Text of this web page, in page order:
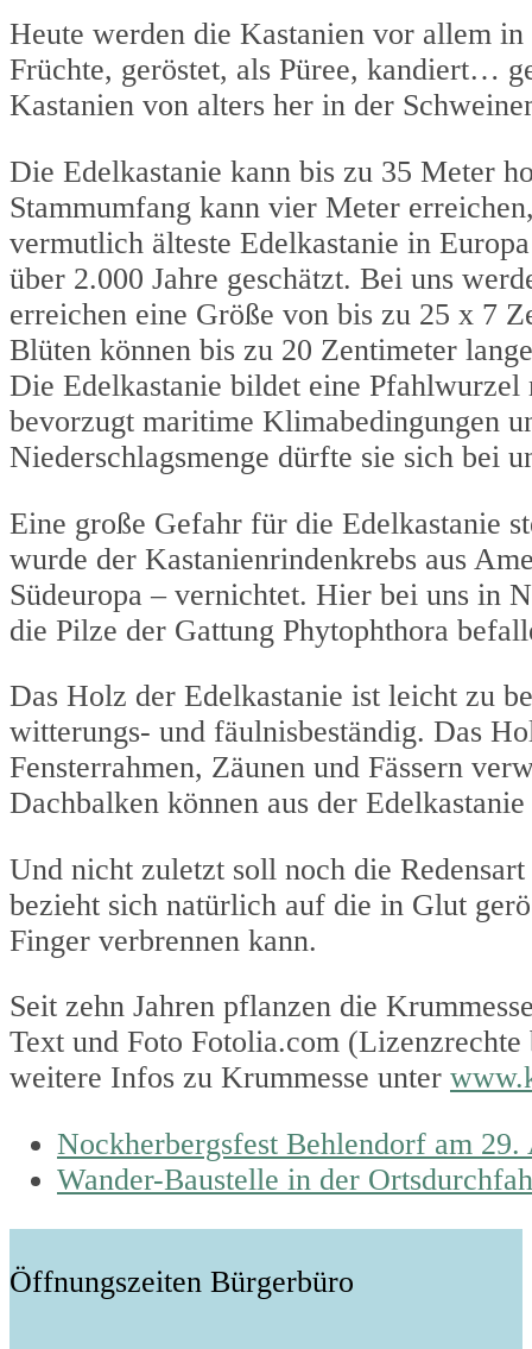
Heute werden die Kastanien vor allem
Früchte, geröstet, als Püree, kandiert…
Kastanien von alters her in der
Die Edelkastanie kann bis zu 35 Meter
Stammumfang kann vier Meter
vermutlich älteste Edelkastanie in
über 2.000 Jahre geschätzt. Bei uns
erreichen eine Größe von bis zu 25 x 7
Blüten können bis zu 20 Zentimeter
Die Edelkastanie bildet eine
bevorzugt maritime Klimabedingungen
Niederschlagsmenge dürfte sie sich bei
Eine große Gefahr für die Edelkastanie
wurde der Kastanienrindenkrebs aus
Südeuropa – vernichtet. Hier bei uns in
die Pilze der Gattung Phytophthora
Das Holz der Edelkastanie ist leicht zu
witterungs- und fäulnisbeständig. Das
Fensterrahmen, Zäunen und Fässern
Dachbalken können aus der
Und nicht zuletzt soll noch die
bezieht sich natürlich auf die in Glut
Finger verbrennen kann.
Seit zehn Jahren pflanzen die
Text und Foto Fotolia.com
weitere Infos zu Krummesse unter
previous
post:
Nockherbergsfest Behlendorf am
next
Wander-Baustelle in der
Öffnungszeiten Bürgerbüro